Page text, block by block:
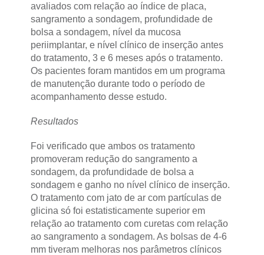
avaliados com relação ao índice de placa,
sangramento a sondagem, profundidade de
bolsa a sondagem, nível da mucosa
periimplantar, e nível clínico de inserção antes
do tratamento, 3 e 6 meses após o tratamento.
Os pacientes foram mantidos em um programa
de manutenção durante todo o período de
acompanhamento desse estudo.
Resultados
Foi verificado que ambos os tratamento
promoveram redução do sangramento a
sondagem, da profundidade de bolsa a
sondagem e ganho no nível clínico de inserção.
O tratamento com jato de ar com partículas de
glicina só foi estatisticamente superior em
relação ao tratamento com curetas com relação
ao sangramento a sondagem. As bolsas de 4-6
mm tiveram melhoras nos parâmetros clínicos